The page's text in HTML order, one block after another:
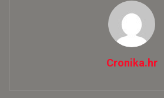
Cronika.hr